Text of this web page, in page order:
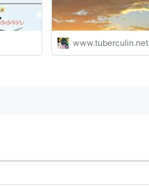
www.tuberculin.net